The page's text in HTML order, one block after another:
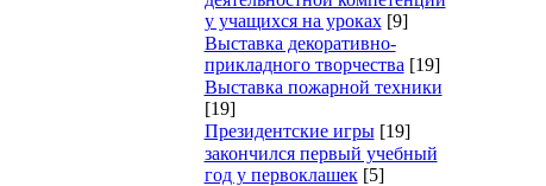
у учащихся на уроках [9]
Выставка декоративно-
прикладного творчества [19]
Выставка пожарной техники
[19]
Президентские игры [19]
закончился первый учебный
год у первоклашек [5]